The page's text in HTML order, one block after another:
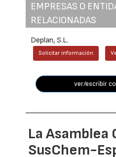
EMPRESAS O
RELACIONADAS
Deplan, S.L.
Solicitar información
ver/escribir
La Asamblea
SusChem-